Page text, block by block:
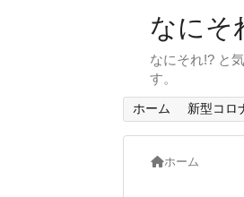
なにそ
なにそれ!? と
す。
ホーム 新型コロ
ホーム